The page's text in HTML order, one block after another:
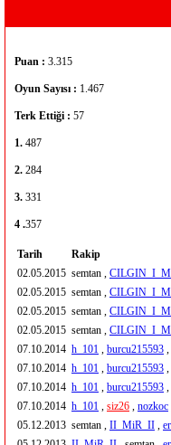
Puan : 3.315
Oyun Sayısı : 1.467
Terk Ettiği : 57
1. 487
2. 284
3. 331
4 .357
Tarih
Rakip
02.05.2015 semtan , CILGIN_I_M
02.05.2015 semtan , CILGIN_I_M
02.05.2015 semtan , CILGIN_I_M
02.05.2015 semtan , CILGIN_I_M
07.10.2014 h_101 , burcu215593 ,
07.10.2014 h_101 , burcu215593 ,
07.10.2014 h_101 , burcu215593 ,
07.10.2014 h_101 , siz26 , nozkoc
05.12.2013 semtan , II_MiR_II ,